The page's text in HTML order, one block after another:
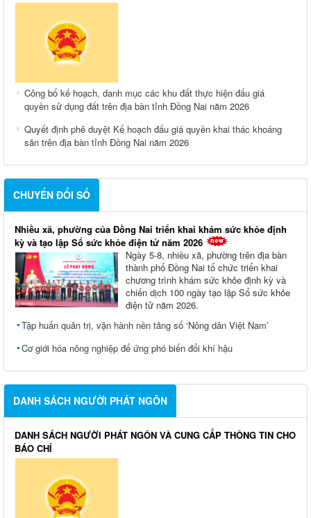
Công bố kế hoạch, danh mục các khu đất thực hiện đấu giá
quyền sử dụng đất trên địa bàn tỉnh Đồng Nai năm 2026
Quyết định phê duyệt Kế hoạch đấu giá quyền khai thác khoáng
sản trên địa bàn tỉnh Đồng Nai năm 2026
CHUYỂN ĐỔI SỐ
Nhiều xã, phường của Đồng Nai triển khai khám sức khỏe định
kỳ và tạo lập Sổ sức khỏe điện tử năm 2026
Ngày 5-8, nhiều xã, phường trên địa bàn
thành phố Đồng Nai tổ chức triển khai
chương trình khám sức khỏe định kỳ và
chiến dịch 100 ngày tạo lập Sổ sức khỏe
điện tử năm 2026.
Tập huấn quản trị, vận hành nền tảng số ‘Nông dân Việt Nam’
Cơ giới hóa nông nghiệp để ứng phó biến đổi khí hậu
DANH SÁCH NGƯỜI PHÁT NGÔN
DANH SÁCH NGƯỜI PHÁT NGÔN VÀ CUNG CẤP THÔNG TIN CHO
BÁO CHÍ